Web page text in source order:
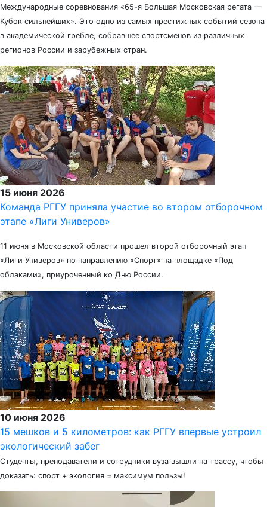
Международные соревнования «65-я Большая Московская регата —
Кубок сильнейших». Это одно из самых престижных событий сезона
в академической гребле, собравшее спортсменов из различных
регионов России и зарубежных стран.
15 июня 2026
Команда РГГУ приняла участие во втором отборочном
этапе «Лиги Универов»
11 июня в Московской области прошел второй отборочный этап
«Лиги Универов» по направлению «Спорт» на площадке «Под
облаками», приуроченный ко Дню России.
10 июня 2026
15 мешков и 5 километров: как РГГУ впервые устроил
экологический забег
Студенты, преподаватели и сотрудники вуза вышли на трассу, чтобы
доказать: спорт + экология = максимум пользы!